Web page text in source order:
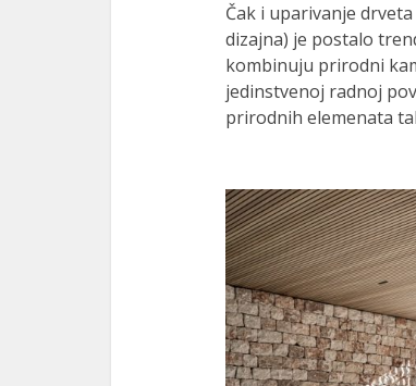
Čak i uparivanje
dizajna) je postalo
kombinuju prirodni
jedinstvenoj radnoj
prirodnih elemenata